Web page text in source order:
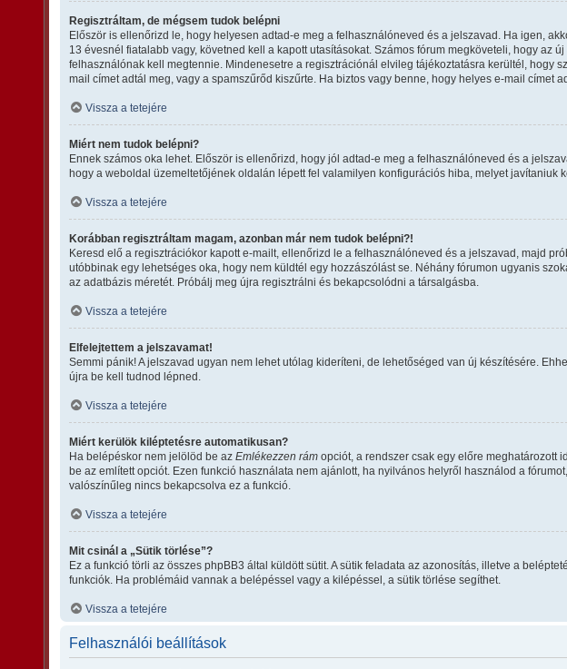
Regisztráltam, de mégsem tudok belépni
Először is ellenőrizd le, hogy helyesen adtad-e meg a felhasználóneved és a jelszavad. Ha igen,
13 évesnél fiatalabb vagy, követned kell a kapott utasításokat. Számos fórum megköveteli, hogy
felhasználónak kell megtennie. Mindenesetre a regisztrációnál elvileg tájékoztatásra kerültél, hogy
mail címet adtál meg, vagy a spamszűrőd kiszűrte. Ha biztos vagy benne, hogy helyes e-mail címet
Vissza a tetejére
Miért nem tudok belépni?
Ennek számos oka lehet. Először is ellenőrizd, hogy jól adtad-e meg a felhasználóneved és a
hogy a weboldal üzemeltetőjének oldalán lépett fel valamilyen konfigurációs hiba, melyet javítaniuk
Vissza a tetejére
Korábban regisztráltam magam, azonban már nem tudok belépni?!
Keresd elő a regisztrációkor kapott e-mailt, ellenőrizd le a felhasználóneved és a jelszavad, majd
utóbbinak egy lehetséges oka, hogy nem küldtél egy hozzászólást se. Néhány fórumon ugyanis
az adatbázis méretét. Próbálj meg újra regisztrálni és bekapcsolódni a társalgásba.
Vissza a tetejére
Elfelejtettem a jelszavamat!
Semmi pánik! A jelszavad ugyan nem lehet utólag kideríteni, de lehetőséged van új készítésére.
újra be kell tudnod lépned.
Vissza a tetejére
Miért kerülök kiléptetésre automatikusan?
Ha belépéskor nem jelölöd be azEmlékezzen rám opciót, a rendszer csak egy előre meghatározott
be az említett opciót. Ezen funkció használata nem ajánlott, ha nyilvános helyről használod a
valószínűleg nincs bekapcsolva ez a funkció.
Vissza a tetejére
Mit csinál a „Sütik törlése”?
Ez a funkció törli az összes phpBB3 által küldött sütit. A sütik feladata az azonosítás, illetve a
funkciók. Ha problémáid vannak a belépéssel vagy a kilépéssel, a sütik törlése segíthet.
Vissza a tetejére
Felhasználói beállítások